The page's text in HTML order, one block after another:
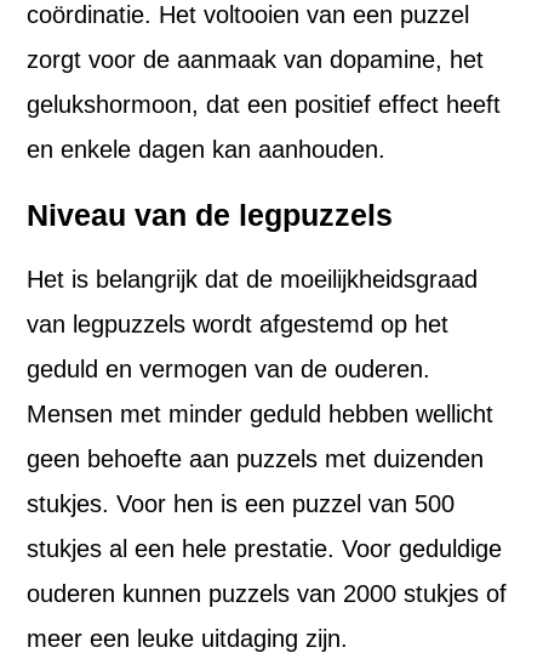
coördinatie. Het voltooien van een puzzel
zorgt voor de aanmaak van dopamine, het
gelukshormoon, dat een positief effect heeft
en enkele dagen kan aanhouden.
Niveau van de legpuzzels
Het is belangrijk dat de moeilijkheidsgraad
van legpuzzels wordt afgestemd op het
geduld en vermogen van de ouderen.
Mensen met minder geduld hebben wellicht
geen behoefte aan puzzels met duizenden
stukjes. Voor hen is een puzzel van 500
stukjes al een hele prestatie. Voor geduldige
ouderen kunnen puzzels van 2000 stukjes of
meer een leuke uitdaging zijn.